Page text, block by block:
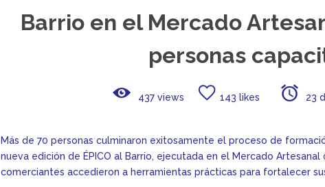
Barrio en el Mercado
personas
437 views 143 likes 23
Más de 70 personas culminaron exitosamente el proceso de
nueva edición de ÉPICO al Barrio, ejecutada en el Mercado
comerciantes accedieron a herramientas prácticas para fortalecer